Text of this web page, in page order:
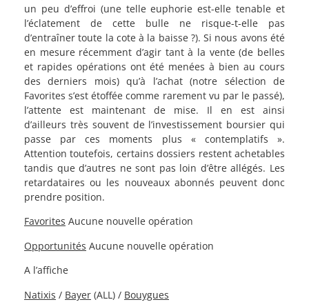
un peu d’effroi (une telle euphorie est-elle tenable et
l’éclatement de cette bulle ne risque-t-elle pas
d’entraîner toute la cote à la baisse ?). Si nous avons été
en mesure récemment d’agir tant à la vente (de belles
et rapides opérations ont été menées à bien au cours
des derniers mois) qu’à l’achat (notre sélection de
Favorites s’est étoffée comme rarement vu par le passé),
l’attente est maintenant de mise. Il en est ainsi
d’ailleurs très souvent de l’investissement boursier qui
passe par ces moments plus « contemplatifs ».
Attention toutefois, certains dossiers restent achetables
tandis que d’autres ne sont pas loin d’être allégés. Les
retardataires ou les nouveaux abonnés peuvent donc
prendre position.
Favorites Aucune nouvelle opération
Opportunités Aucune nouvelle opération
A l’affiche
Natixis / Bayer (ALL) / Bouygues